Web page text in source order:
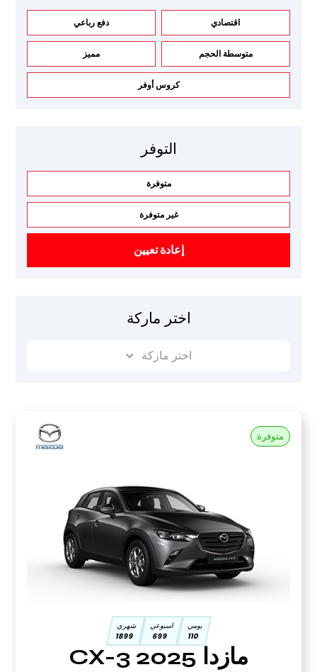
اقتصادي دفع رباعي
متوسطة الحجم مميز
كروس أوفر
التوفر
متوفرة
غير متوفرة
إعادة تعيين
اختر ماركة
اختر ماركة
متوفرة
يومي
110
اسبوعي
699
شهري
1899
مازدا CX-3 2025